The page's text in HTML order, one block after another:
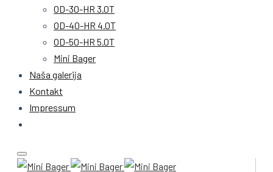
OD-30-HR 3.0T
OD-40-HR 4.0T
OD-50-HR 5.0T
Mini Bager
Naša galerija
Kontakt
Impressum